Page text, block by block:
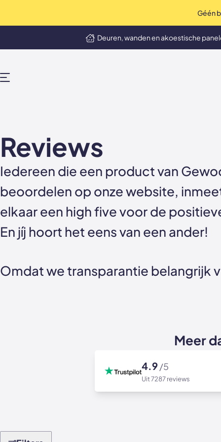
Géén
Deuren, wanden en akoestische
MENU
Reviews
Iedereen die een product van
beoordelen op onze website,
elkaar een high five voor de
En jíj hoort het eens van een ander!
Omdat we transparantie belangrijk
Meer
4.9/5
Uit 7287 reviews